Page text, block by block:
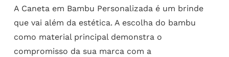
A Caneta em Bambu Personalizada é um brinde
que vai além da estética. A escolha do bambu
como material principal demonstra o
compromisso da sua marca com a